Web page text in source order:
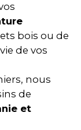
bois ou de
de vos
nous
de
et